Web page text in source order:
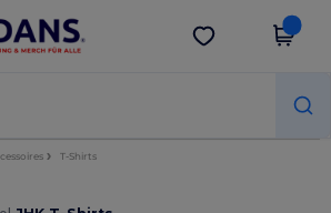
in der App!
App holen
T-Shirts